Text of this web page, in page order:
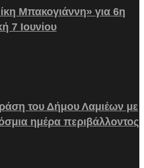
Μπακογιάννη» για 6η
7 Ιουνίου
του Δήμου Λαμιέων με
ημέρα περιβάλλοντος